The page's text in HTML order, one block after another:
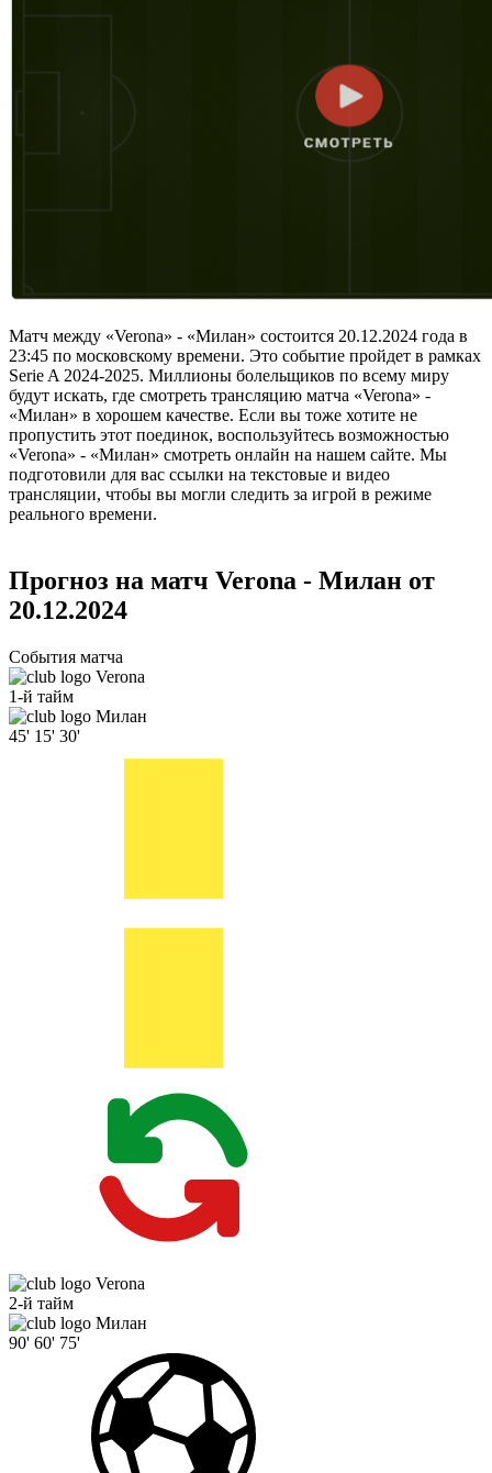
Матч между «Verona» - «Милан» состоится 20.12.2024 года в
23:45 по московскому времени. Это событие пройдет в рамках
Serie A 2024-2025. Миллионы болельщиков по всему миру
будут искать, где смотреть трансляцию матча «Verona» -
«Милан» в хорошем качестве. Если вы тоже хотите не
пропустить этот поединок, воспользуйтесь возможностью
«Verona» - «Милан» смотреть онлайн на нашем сайте. Мы
подготовили для вас ссылки на текстовые и видео
трансляции, чтобы вы могли следить за игрой в режиме
реального времени.
Прогноз на матч Verona - Милан от
20.12.2024
События матча
Verona
1-й тайм
Милан
45' 15' 30'
Verona
2-й тайм
Милан
90' 60' 75'